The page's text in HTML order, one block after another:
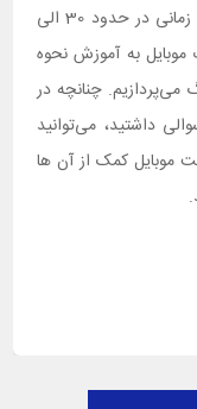
نیست. طبق تخمین ما برای انجام این کار به زمانی در حدود 30 الی
موبایل به آموزش نحوه
اس 4 سامسونگ می‌پردازیم. چنانچه در
داشتید، می‌توانید
موبایل کمک از آن ها